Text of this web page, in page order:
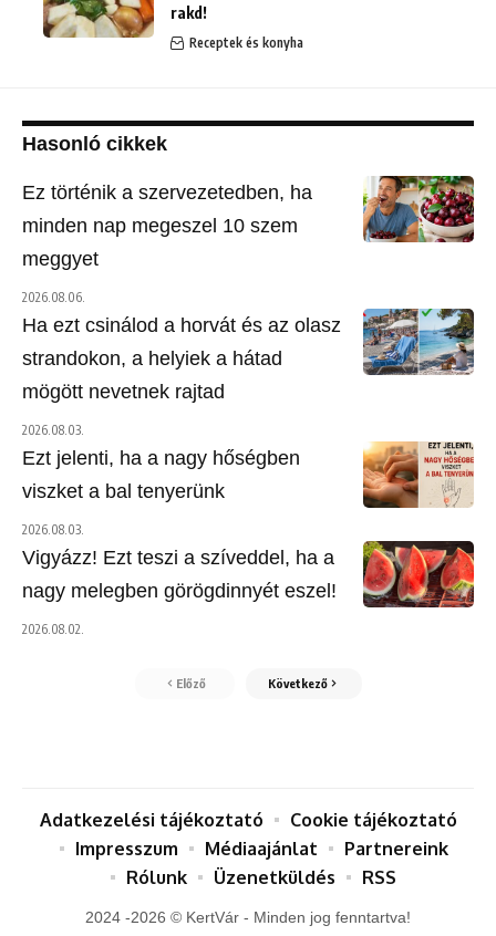
rakd!
Receptek és konyha
Hasonló cikkek
Ez történik a szervezetedben, ha
minden nap megeszel 10 szem
meggyet
2026.08.06.
Ha ezt csinálod a horvát és az olasz
strandokon, a helyiek a hátad
mögött nevetnek rajtad
2026.08.03.
Ezt jelenti, ha a nagy hőségben
viszket a bal tenyerünk
2026.08.03.
Vigyázz! Ezt teszi a szíveddel, ha a
nagy melegben görögdinnyét eszel!
2026.08.02.
Előző Következő
2024 -2026 © KertVár - Minden jog fenntartva!
Adatkezelési tájékoztató
Cookie tájékoztató
Impresszum
Médiaajánlat
Partnereink
Rólunk
Üzenetküldés RSS